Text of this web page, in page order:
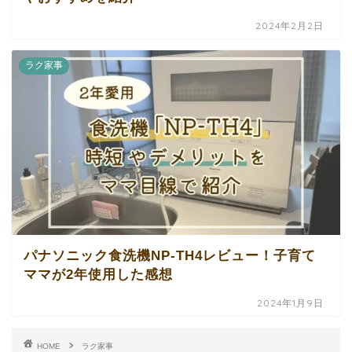
2024年2月2日
ラク家事
パナソニック食洗機NP-TH4レビュー！子育て
ママが2年使用した感想
2024年1月9日
HOME ラク家事